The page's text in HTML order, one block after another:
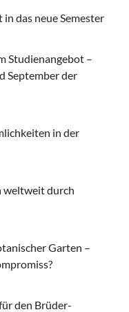
das neue Semester
Studienangebot –
September der
in der
weltweit durch
Garten –
den Brüder-